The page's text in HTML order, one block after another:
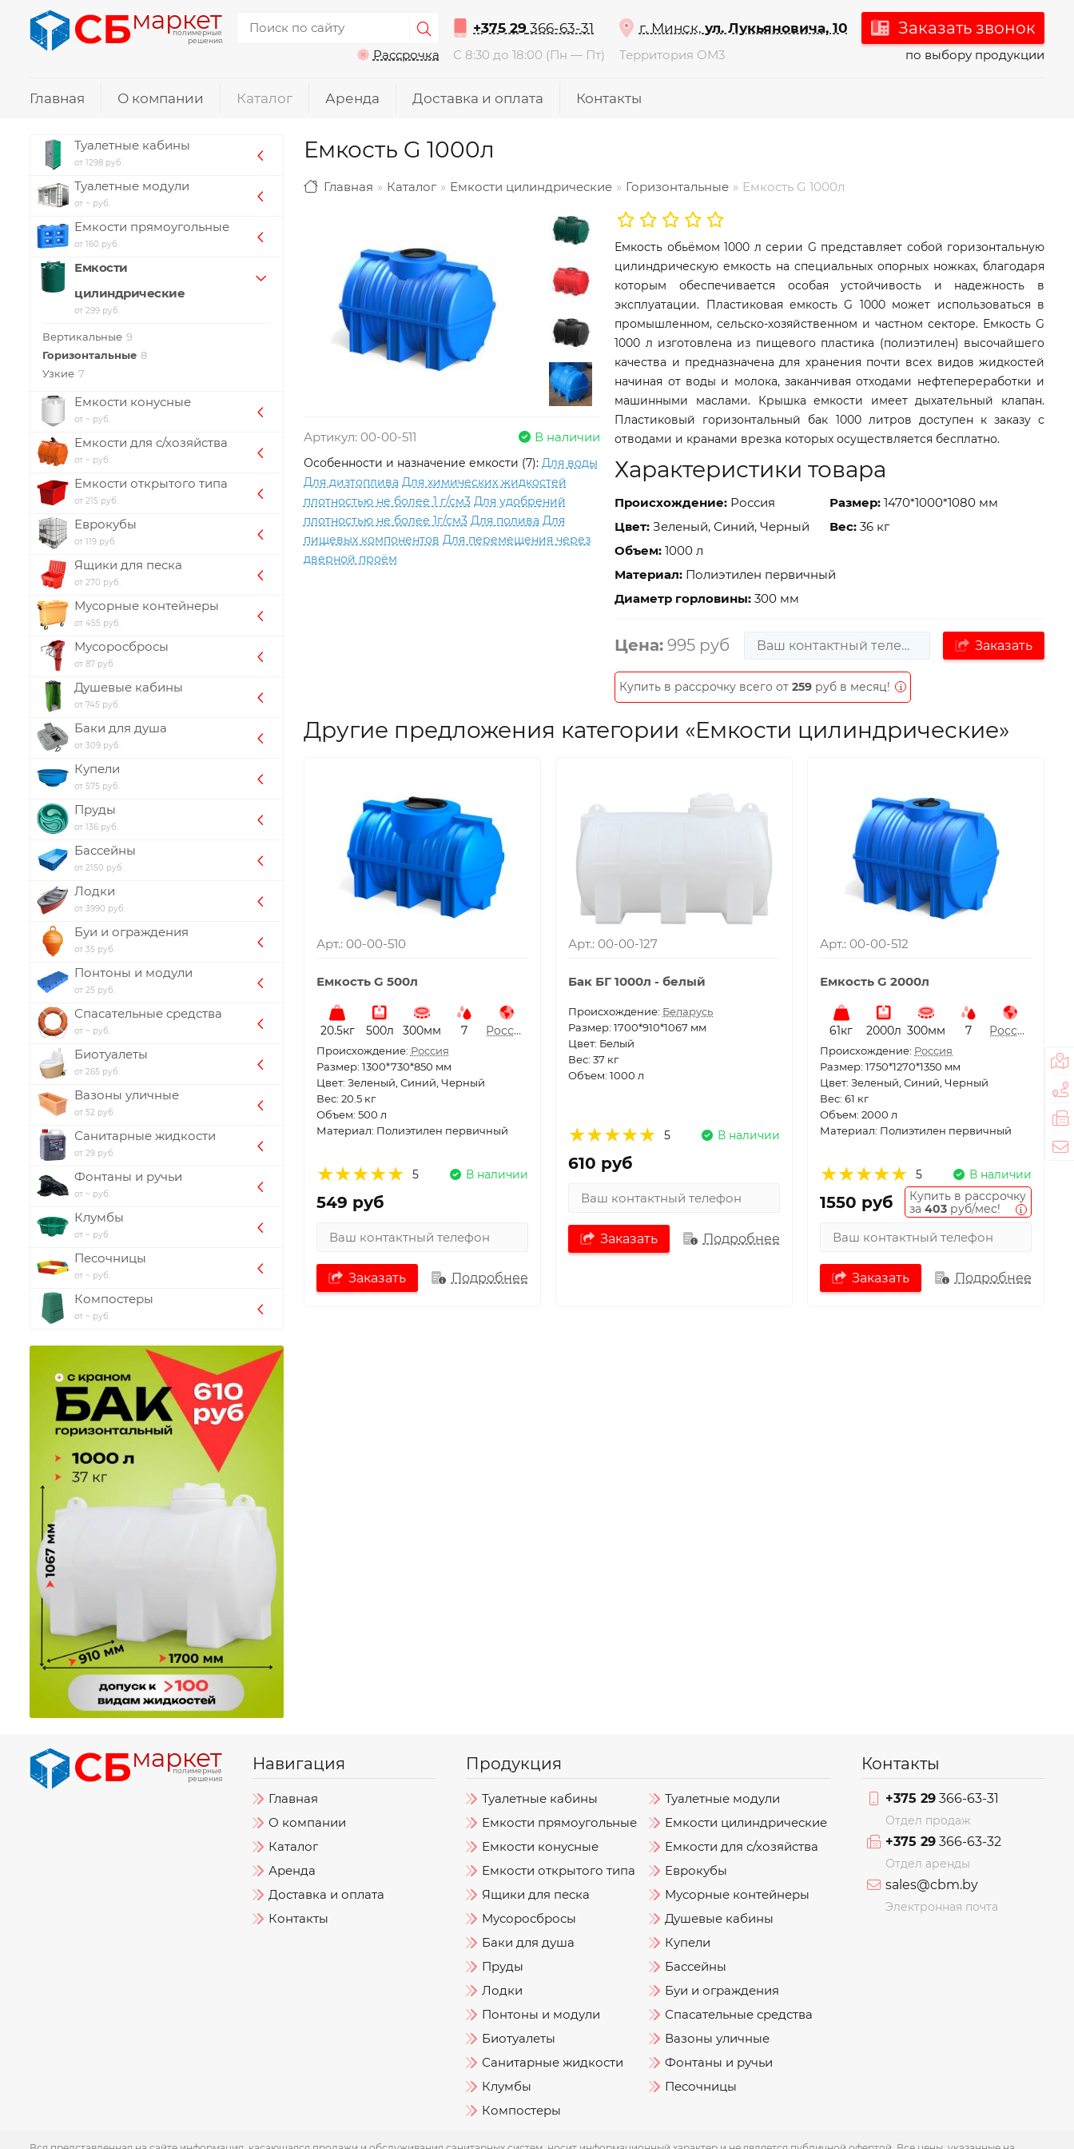
СБмаркет
полимерные
решения
Рассрочка
+375 29 366-63-31
С 8:30 до 18:00 (Пн — Пт)
г. Минск, ул. Лукьяновича, 10
Территория ОМ3
Заказать звонок
по выбору продукции
Главная О компании Каталог Аренда Доставка и оплата Контакты
Туалетные кабины
от 1298 руб.
Туалетные модули
от ~ руб.
Емкости прямоугольные
от 160 руб.
Емкости
цилиндрические
от 299 руб.
Вертикальные 9
Горизонтальные 8
Узкие 7
Емкости конусные
от ~ руб.
Емкости для с/хозяйства
от ~ руб.
Емкости открытого типа
от 215 руб.
Еврокубы
от 119 руб.
Ящики для песка
от 270 руб.
Мусорные контейнеры
от 455 руб.
Мусоросбросы
от 87 руб.
Душевые кабины
от 745 руб.
Баки для душа
от 309 руб.
Купели
от 575 руб.
Пруды
от 136 руб.
Бассейны
от 2150 руб.
Лодки
от 3990 руб.
Буи и ограждения
от 35 руб.
Понтоны и модули
от 25 руб.
Спасательные средства
от ~ руб.
Биотуалеты
от 265 руб.
Вазоны уличные
от 52 руб.
Санитарные жидкости
от 29 руб.
Фонтаны и ручьи
от ~ руб.
Клумбы
от ~ руб.
Песочницы
от ~ руб.
Компостеры
от ~ руб.
Емкость G 1000л
Главная Каталог Емкости цилиндрические Горизонтальные Емкость G 1000л
Артикул: 00-00-511 В наличии
Особенности и назначение емкости (7): Для воды
Для дизтоплива Для химических жидкостей
плотностью не более 1 г/см3 Для удобрений
плотностью не более 1г/см3 Для полива Для
пищевых компонентов Для перемещения через
дверной проём
Емкость обьёмом 1000 л серии G представляет собой горизонтальную
цилиндрическую емкость на специальных опорных ножках, благодаря
которым обеспечивается особая устойчивость и надежность в
эксплуатации. Пластиковая емкость G 1000 может использоваться в
промышленном, сельско-хозяйственном и частном секторе. Емкость G
1000 л изготовлена из пищевого пластика (полиэтилен) высочайшего
качества и предназначена для хранения почти всех видов жидкостей
начиная от воды и молока, заканчивая отходами нефтепереработки и
машинными маслами. Крышка емкости имеет дыхательный клапан.
Пластиковый горизонтальный бак 1000 литров доступен к заказу с
отводами и кранами врезка которых осуществляется бесплатно.
Характеристики товара
Проиcхождение: Россия Размер: 1470*1000*1080 мм
Цвет: Зеленый, Синий, Черный Вес: 36 кг
Объем: 1000 л
Материал: Полиэтилен первичный
Диаметр горловины: 300 мм
Цена: 995 руб Заказать
Купить в рассрочку всего от259 руб в месяц!
Другие предложения категории «Емкости цилиндрические»
Арт.: 00-00-510
Емкость G 500л
20.5кг 500л 300мм 7 Россия
Проиcхождение: Россия
Размер: 1300*730*850 мм
Цвет: Зеленый, Синий, Черный
Вес: 20.5 кг
Объем: 500 л
Материал: Полиэтилен первичный
5 В наличии
549 руб
Заказать Подробнее
Арт.: 00-00-127
Бак БГ 1000л - белый
Проиcхождение: Беларусь
Размер: 1700*910*1067 мм
Цвет: Белый
Вес: 37 кг
Объем: 1000 л
5 В наличии
610 руб
Заказать Подробнее
Арт.: 00-00-512
Емкость G 2000л
61кг 2000л 300мм 7 Россия
Проиcхождение: Россия
Размер: 1750*1270*1350 мм
Цвет: Зеленый, Синий, Черный
Вес: 61 кг
Объем: 2000 л
Материал: Полиэтилен первичный
5 В наличии
1550 руб
Купить в рассрочку
за403 руб/мес!
Заказать Подробнее
СБмаркет
полимерные
решения
Навигация
Главная
О компании
Каталог
Аренда
Доставка и оплата
Контакты
Продукция
Туалетные кабины
Туалетные модули
Емкости прямоугольные
Емкости цилиндрические
Емкости конусные
Емкости для с/хозяйства
Емкости открытого типа
Еврокубы
Ящики для песка
Мусорные контейнеры
Мусоросбросы
Душевые кабины
Баки для душа
Купели
Пруды
Бассейны
Лодки
Буи и ограждения
Понтоны и модули
Спасательные средства
Биотуалеты
Вазоны уличные
Санитарные жидкости
Фонтаны и ручьи
Клумбы
Песочницы
Компостеры
Контакты
+375 29 366-63-31
Отдел продаж
+375 29 366-63-32
Отдел аренды
sales@cbm.by
Электронная почта